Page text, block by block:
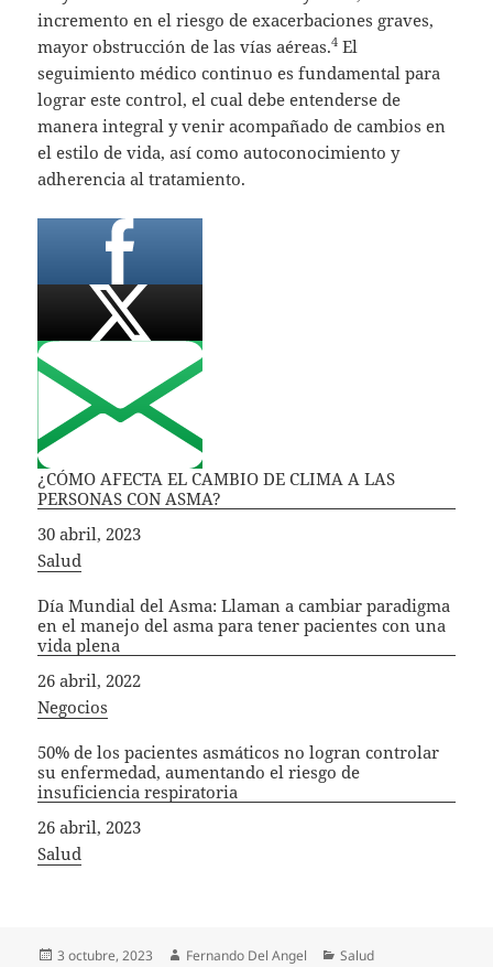
incremento en el riesgo de exacerbaciones graves,
mayor obstrucción de las vías aéreas.4 El
seguimiento médico continuo es fundamental para
lograr este control, el cual debe entenderse de
manera integral y venir acompañado de cambios en
el estilo de vida, así como autoconocimiento y
adherencia al tratamiento.
¿CÓMO AFECTA EL CAMBIO DE CLIMA A LAS
PERSONAS CON ASMA?
Fecha
30 abril, 2023
In relation to
Salud
Día Mundial del Asma: Llaman a cambiar paradigma
en el manejo del asma para tener pacientes con una
vida plena
Fecha
26 abril, 2022
In relation to
Negocios
50% de los pacientes asmáticos no logran controlar
su enfermedad, aumentando el riesgo de
insuficiencia respiratoria
Fecha
26 abril, 2023
In relation to
Salud
Publicado
3 octubre, 2023 Autor
Fernando Del Angel Categorías
Salud